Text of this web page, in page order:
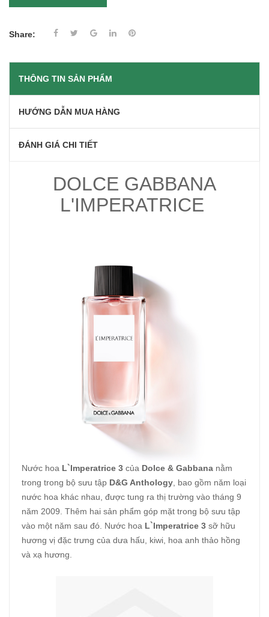
Share:
THÔNG TIN SẢN PHẨM
HƯỚNG DẪN MUA HÀNG
ĐÁNH GIÁ CHI TIẾT
DOLCE GABBANA
L'IMPERATRICE
Nước hoa L`Imperatrice 3 của Dolce & Gabbana nằm
trong trong bộ sưu tập D&G Anthology, bao gồm năm loại
nước hoa khác nhau, được tung ra thị trường vào tháng 9
năm 2009. Thêm hai sản phẩm góp mặt trong bộ sưu tập
vào một năm sau đó. Nước hoa L`Imperatrice 3 sỡ hữu
hương vị đặc trưng của dưa hấu, kiwi, hoa anh thảo hồng
và xạ hương.